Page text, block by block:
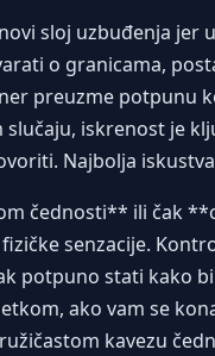
sloj uzbuđenja
o granicama,
preuzme
iskrenost je
Najbolja
čednosti** ili čak
senzacije.
potpuno stati kako
ako vam se
kavezu